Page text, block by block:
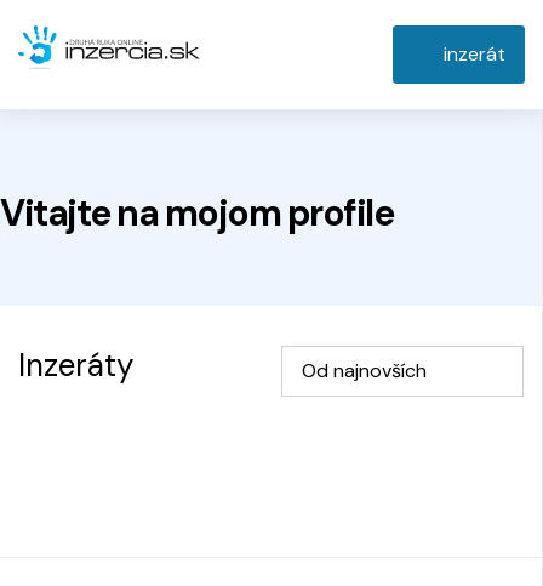
inzerát
Vitajte na mojom profile
Inzeráty Od najnovších